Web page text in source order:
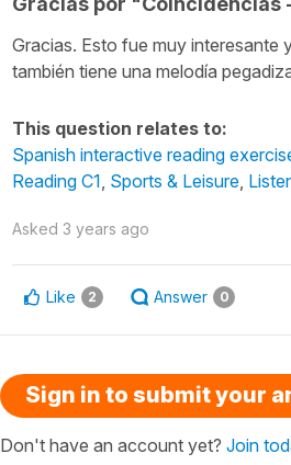
Gracias. Esto fue muy interesante
también tiene una melodía
This question relates to:
Spanish interactive reading
Reading C1 Sports & Leisure
Asked 3 years ago
Like 2 Answer 0
Sign in to submit your
Don't have an account yet? Join